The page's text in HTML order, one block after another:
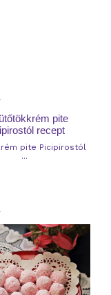
pite Picipirostól
...